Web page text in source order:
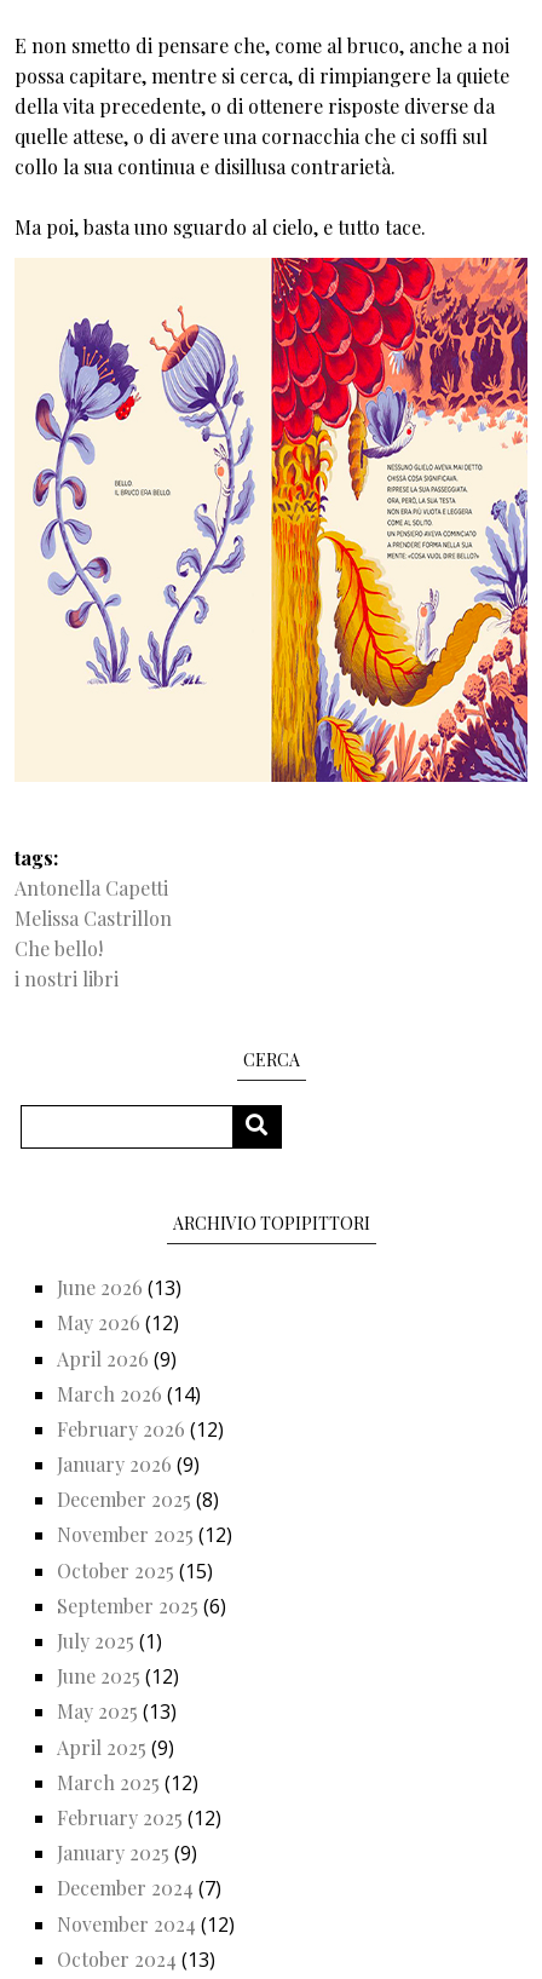
E non smetto di pensare che, come al bruco, anche a noi
possa capitare, mentre si cerca, di rimpiangere la quiete
della vita precedente, o di ottenere risposte diverse da
quelle attese, o di avere una cornacchia che ci soffi sul
collo la sua continua e disillusa contrarietà.
Ma poi, basta uno sguardo al cielo, e tutto tace.
tags
Antonella Capetti
Melissa Castrillon
Che bello!
i nostri libri
CERCA
SEARCH
ARCHIVIO TOPIPITTORI
June 2026 (13)
May 2026 (12)
April 2026 (9)
March 2026 (14)
February 2026 (12)
January 2026 (9)
December 2025 (8)
November 2025 (12)
October 2025 (15)
September 2025 (6)
July 2025 (1)
June 2025 (12)
May 2025 (13)
April 2025 (9)
March 2025 (12)
February 2025 (12)
January 2025 (9)
December 2024 (7)
November 2024 (12)
October 2024 (13)